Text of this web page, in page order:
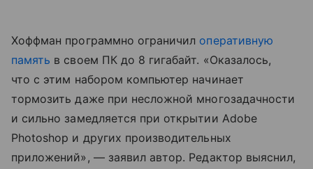
Хоффман программно ограничил оперативную
память в своем ПК до 8 гигабайт. «Оказалось,
что с этим набором компьютер начинает
тормозить даже при несложной многозадачности
и сильно замедляется при открытии Adobe
Photoshop и других производительных
приложений», — заявил автор. Редактор выяснил,